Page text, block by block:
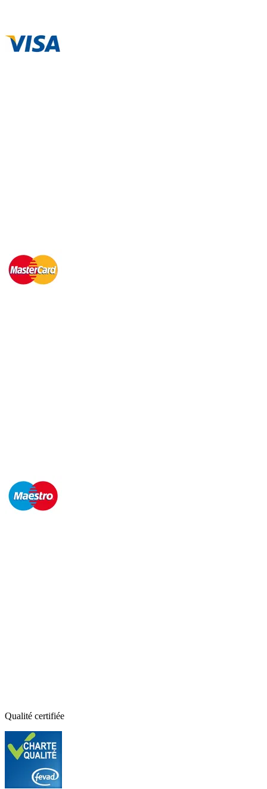
Qualité certifiée